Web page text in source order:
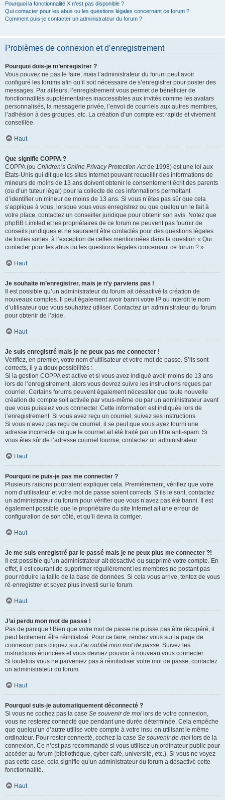
Pourquoi la fonctionnalité X n’est pas disponible ?
Qui contacter pour les abus ou les questions légales concernant ce forum ?
Comment puis-je contacter un administrateur du forum ?
Problèmes de connexion et d’enregistrement
Pourquoi dois-je m’enregistrer ?
Vous pouvez ne pas le faire, mais l’administrateur du forum peut avoir
configuré les forums afin qu’il soit nécessaire de s’enregistrer pour poster des
messages. Par ailleurs, l’enregistrement vous permet de bénéficier de
fonctionnalités supplémentaires inaccessibles aux invités comme les avatars
personnalisés, la messagerie privée, l’envoi de courriels aux autres membres,
l’adhésion à des groupes, etc. La création d’un compte est rapide et vivement
conseillée.
Haut
Que signifie COPPA ?
COPPA (ou Children’s Online Privacy Protection Actde 1998) est une loi aux
États-Unis qui dit que les sites Internet pouvant recueillir des informations de
mineurs de moins de 13 ans doivent obtenir le consentement écrit des parents
(ou d’un tuteur légal) pour la collecte de ces informations permettant
d’identifier un mineur de moins de 13 ans. Si vous n’êtes pas sûr que cela
s’applique à vous, lorsque vous vous enregistrez ou que quelqu’un le fait à
votre place, contactez un conseiller juridique pour obtenir son avis. Notez que
phpBB Limited et les propriétaires de ce forum ne peuvent pas fournir de
conseils juridiques et ne sauraient être contactés pour des questions légales
de toutes sortes, à l’exception de celles mentionnées dans la question « Qui
contacter pour les abus ou les questions légales concernant ce forum ? ».
Haut
Je souhaite m’enregistrer, mais je n’y parviens pas !
Il est possible qu’un administrateur du forum ait désactivé la création de
nouveaux comptes. Il peut également avoir banni votre IP ou interdit le nom
d’utilisateur que vous souhaitez utiliser. Contactez un administrateur du forum
pour obtenir de l’aide.
Haut
Je suis enregistré mais je ne peux pas me connecter !
Vérifiez, en premier, votre nom d’utilisateur et votre mot de passe. S’ils sont
corrects, il y a deux possibilités :
Si la gestion COPPA est active et si vous avez indiqué avoir moins de 13 ans
lors de l’enregistrement, alors vous devrez suivre les instructions reçues par
courriel. Certains forums peuvent également nécessiter que toute nouvelle
création de compte soit activée par vous-même ou par un administrateur avant
que vous puissiez vous connecter. Cette information est indiquée lors de
l’enregistrement. Si vous avez reçu un courriel, suivez ses instructions.
Si vous n’avez pas reçu de courriel, il se peut que vous ayez fourni une
adresse incorrecte ou que le courriel ait été traité par un filtre anti-spam. Si
vous êtes sûr de l’adresse courriel fournie, contactez un administrateur.
Haut
Pourquoi ne puis-je pas me connecter ?
Plusieurs raisons pourraient expliquer cela. Premièrement, vérifiez que votre
nom d’utilisateur et votre mot de passe soient corrects. S’ils le sont, contactez
un administrateur du forum pour vérifier que vous n’avez pas été banni. Il est
également possible que le propriétaire du site Internet ait une erreur de
configuration de son côté, et qu’il devra la corriger.
Haut
Je me suis enregistré par le passé mais je ne peux plus me connecter ?!
Il est possible qu’un administrateur ait désactivé ou supprimé votre compte. En
effet, il est courant de supprimer régulièrement les membres ne postant pas
pour réduire la taille de la base de données. Si cela vous arrive, tentez de vous
ré-enregistrer et soyez plus investi sur le forum.
Haut
J’ai perdu mon mot de passe !
Pas de panique ! Bien que votre mot de passe ne puisse pas être récupéré, il
peut facilement être réinitialisé. Pour ce faire, rendez vous sur la page de
connexion puis cliquez sur J’ai oublié mon mot de passe. Suivez les
instructions énoncées et vous devriez pouvoir à nouveau vous connecter.
Si toutefois vous ne parveniez pas à réinitialiser votre mot de passe, contactez
un administrateur du forum.
Haut
Pourquoi suis-je automatiquement déconnecté ?
Si vous ne cochez pas la case Se souvenir de moi lors de votre connexion,
vous ne resterez connecté que pendant une durée déterminée. Cela empêche
que quelqu’un d’autre utilise votre compte à votre insu en utilisant le même
ordinateur. Pour rester connecté, cochez la case Se souvenir de moi lors de la
connexion. Ce n’est pas recommandé si vous utilisez un ordinateur public pour
accéder au forum (bibliothèque, cyber-café, université, etc.). Si vous ne voyez
pas cette case, cela signifie qu’un administrateur du forum a désactivé cette
fonctionnalité.
Haut